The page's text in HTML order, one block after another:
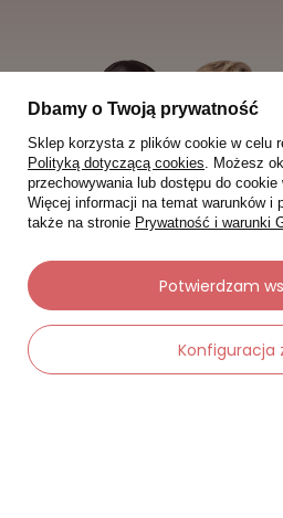
Moje zamówienia
Dbamy o Twoją prywatność
Sklep korzysta z plików cookie w celu
Polityką dotyczącą cookies. Możesz
przechowywania lub dostępu do cookie
Więcej informacji na temat warunków i
także na stronie Prywatność i warunki
Konfiguracja
Potwierdzam